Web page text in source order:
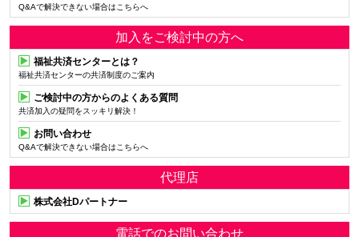
Q&Aで解決できない場合はこちらへ
加入をご検討中の方へ
福祉共済センターとは？
福祉共済センターの共済制度のご案内
ご検討中の方からのよくある質問
共済加入の疑問をスッキリ解決！
お問い合わせ
Q&Aで解決できない場合はこちらへ
代理店
株式会社Dパートナー
電話でのお問い合わせ